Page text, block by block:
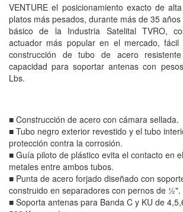
VENTURE el posicionamiento exacto de
platos más pesados, durante más de 35
básico de la Industria Satelital TVRO,
actuador más popular en el mercado,
construcción de tubo de acero
capacidad para soportar antenas con
Lbs.
■ Construcción de acero con cámara sellada.
■ Tubo negro exterior revestido y el tubo
protección contra la corrosión.
■ Guía piloto de plástico evita el contacto en
metales entre ambos tubos.
■ Punta de acero forjado diseñado con
construido en separadores con pernos de ½".
■ Soporta antenas para Banda C y KU de